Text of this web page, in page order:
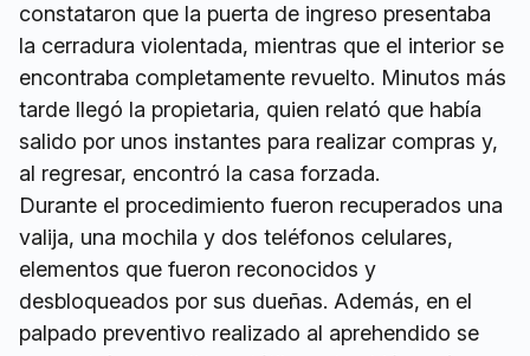
constataron que la puerta de ingreso presentaba
la cerradura violentada, mientras que el interior se
encontraba completamente revuelto. Minutos más
tarde llegó la propietaria, quien relató que había
salido por unos instantes para realizar compras y,
al regresar, encontró la casa forzada.
Durante el procedimiento fueron recuperados una
valija, una mochila y dos teléfonos celulares,
elementos que fueron reconocidos y
desbloqueados por sus dueñas. Además, en el
palpado preventivo realizado al aprehendido se